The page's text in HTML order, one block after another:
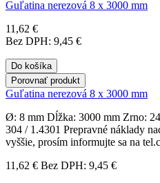
Guľatina nerezová 8 x 3000 mm
11,62 €
Bez DPH: 9,45 €
Do košíka
Porovnať produkt
Guľatina nerezová 8 x 3000 mm
Ø: 8 mm Dĺžka: 3000 mm Zrno:
304 / 1.4301 Prepravné náklady
vyššie, prosím informujte sa na
11,62 € Bez DPH: 9,45 €